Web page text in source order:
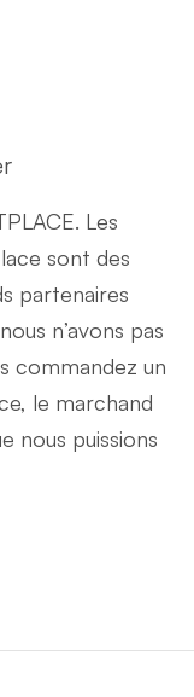
Les
sont des
partenaires
n’avons pas
commandez un
le marchand
nous puissions